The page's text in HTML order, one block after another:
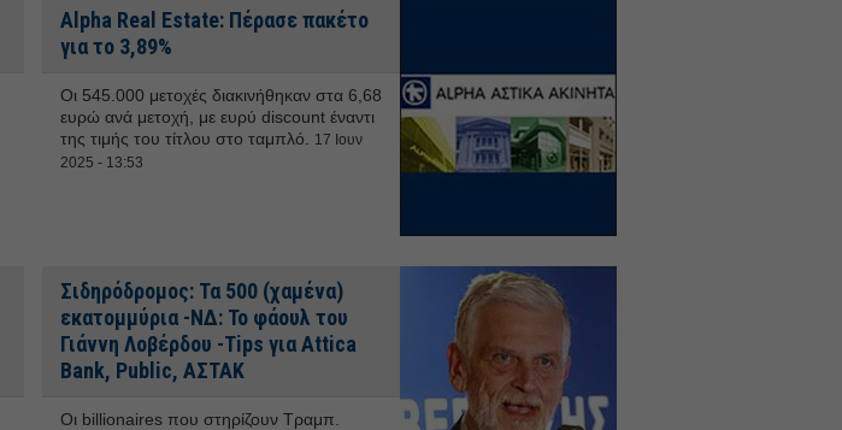
Alpha Real Estate: Πέρασε πακέτο
για το 3,89%
Οι 545.000 μετοχές διακινήθηκαν στα 6,68
ευρώ ανά μετοχή, με ευρύ discount έναντι
της τιμής του τίτλου στο ταμπλό.
17 Ιουν
2025 - 13:53
Σιδηρόδρομος: Τα 500 (χαμένα)
εκατομμύρια -ΝΔ: Το φάουλ του
Γιάννη Λοβέρδου -Tips για Attica
Bank, Public, ΑΣΤΑΚ
Oι billionaires που στηρίζουν Τραμπ.